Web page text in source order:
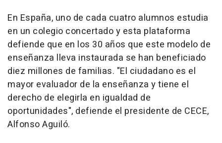
En España, uno de cada cuatro alumnos estudia
en un colegio concertado y esta plataforma
defiende que en los 30 años que este modelo de
enseñanza lleva instaurada se han beneficiado
diez millones de familias. "El ciudadano es el
mayor evaluador de la enseñanza y tiene el
derecho de elegirla en igualdad de
oportunidades", defiende el presidente de CECE,
Alfonso Aguiló.